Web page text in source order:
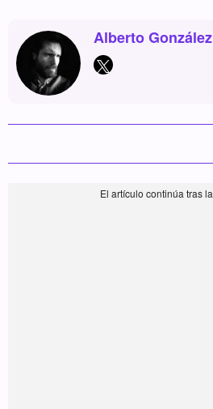
Alberto González